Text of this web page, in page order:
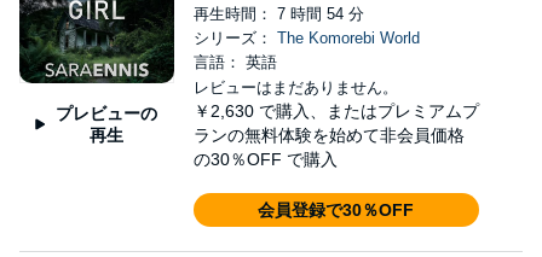
プレビューの
再生
再生時間： 7 時間 54 分
シリーズ： The Komorebi World
言語： 英語
レビューはまだありません。
￥2,630 で購入、またはプレミアムプ
ランの無料体験を始めて非会員価格
の30％OFF で購入
会員登録で30％OFF